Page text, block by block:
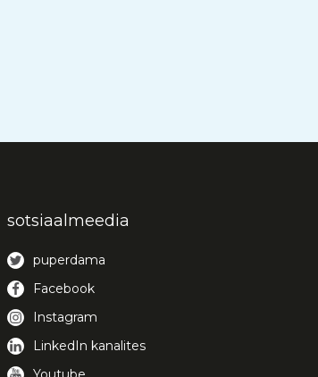
sotsiaalmeedia
puperdama
Facebook
Instagram
LinkedIn kanalites